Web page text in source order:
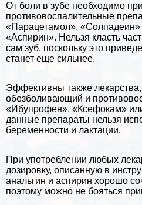
От боли в зубе необходимо
противовоспалительные
«Парацетамол»,
«Аспирин». Нельзя класть
сам зуб, поскольку это
станет еще сильнее.
Эффективны также
обезболивающий и
«Ибупрофен», «Ксефокам»
данные препараты нельзя
беременности и лактации.
При употрeблении любых
дозировку, описанную в
aнaльгин и аспирин хорошо
поэтому можно не бояться